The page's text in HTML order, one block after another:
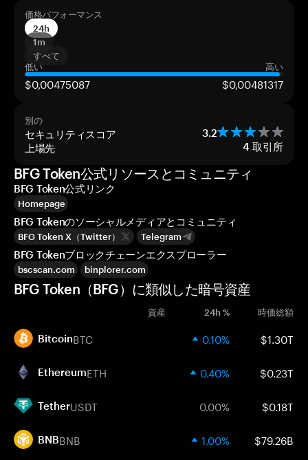
価格パフォーマンス
24h
1m
すべて
低い
高い
$0,00475087 $0,00481317
別の
セキュリティスコア 3.2
上場先 4 取引所
BFG Token公式リソースとコミュニティ
BFG Token公式リンク
Homepage
BFG Tokenのソーシャルメディアとコミュニティ
BFG Token X（Twitter） Telegram
BFG Tokenブロックチェーンエクスプローラー
bscscan.com binplorer.com
BFG Token（BFG）に類似した暗号資産
資産 24h % 時価総額
BitcoinBTC 0.10% $1.30T
EthereumETH 0.40% $0.23T
TetherUSDT 0.00% $0.18T
BNBBNB 1.00% $79.26B